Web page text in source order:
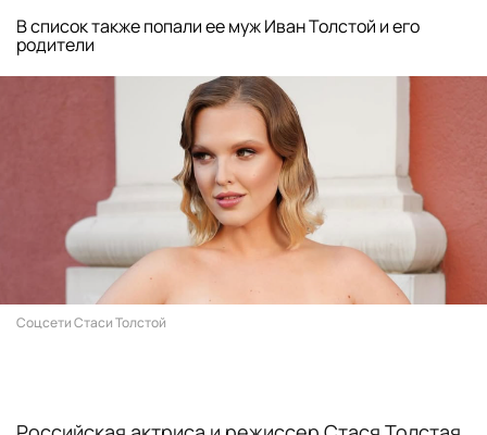
В список также попали ее муж Иван Толстой и его
родители
Соцсети Стаси Толстой